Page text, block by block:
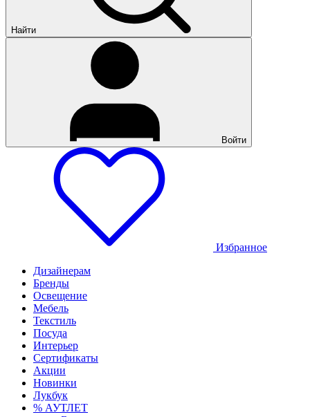
Найти
Войти
Избранное
Дизайнерам
Бренды
Освещение
Мебель
Текстиль
Посуда
Интерьер
Сертификаты
Акции
Новинки
Лукбук
% АУТЛЕТ